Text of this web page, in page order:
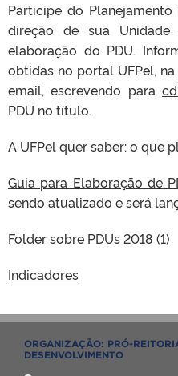
Participe do
direção de sua
elaboração do PDU.
obtidas no portal UFPel,
email, escrevendo para
PDU no título.
A UFPel quer saber: o que
Guia para Elaboração de
sendo atualizado e será
Folder sobre PDUs 2018 (1)
Indicadores
ORGANIZAÇÃO: PRÓ-
DESENVOLVIMENTO